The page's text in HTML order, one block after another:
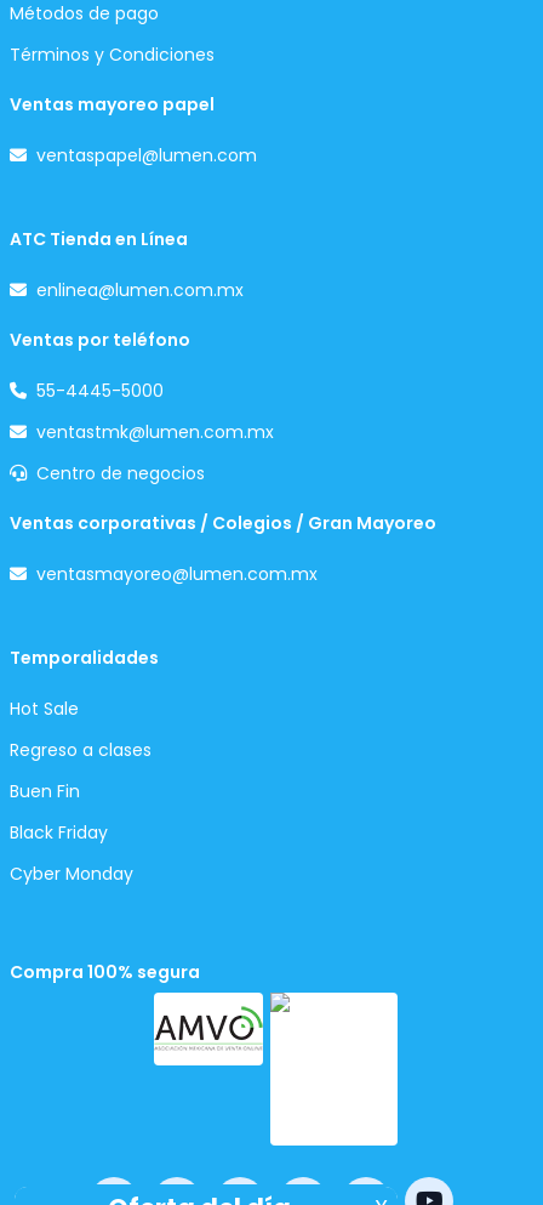
Métodos de pago
Términos y Condiciones
Ventas mayoreo papel
ventaspapel@lumen.com
ATC Tienda en Línea
enlinea@lumen.com.mx
Ventas por teléfono
55-4445-5000
ventastmk@lumen.com.mx
Centro de negocios
Ventas corporativas / Colegios / Gran Mayoreo
ventasmayoreo@lumen.com.mx
Temporalidades
Hot Sale
Regreso a clases
Buen Fin
Black Friday
Cyber Monday
Compra 100% segura